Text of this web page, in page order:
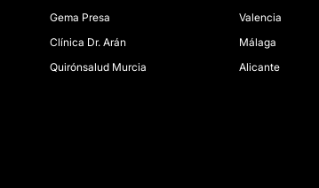
Gema Presa
Clínica Dr. Arán
Quirónsalud Murcia
Valencia
Málaga
Alicante